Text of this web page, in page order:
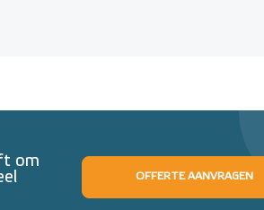
om
OFFERTE AANVRAGEN